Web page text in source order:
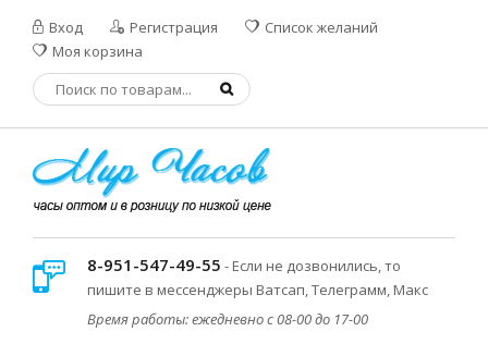
Вход Регистрация
Список желаний
Моя корзина
8-951-547-49-55 - Если не дозвонились, то
пишите в мессенджеры Ватсап, Телеграмм, Макс
Время работы: ежедневно с 08-00 до 17-00